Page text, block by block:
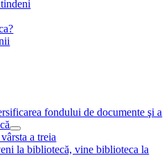
fondului de documente şi a
a treia
la bibliotecă, vine biblioteca la